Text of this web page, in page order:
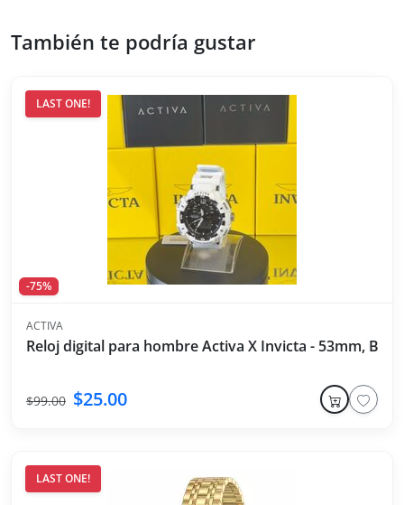
También te podría gustar
LAST ONE!
-75%
ACTIVA
Reloj digital para hombre Activa X Invicta - 53mm,
$99.00 $25.00
LAST ONE!